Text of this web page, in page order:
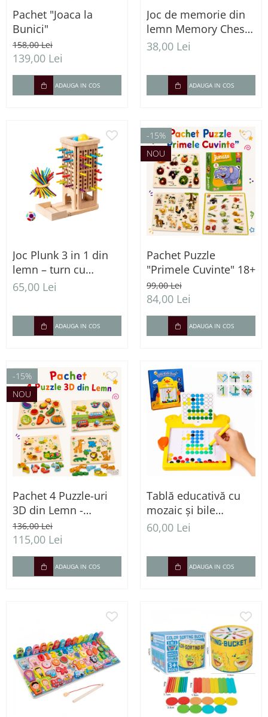
Pachet "Joaca la
Bunici"
158,00 Lei
139,00 Lei
ADAUGA IN COS
Joc de memorie din
lemn Memory Chess
- concentrare si
38,00 Lei
ADAUGA IN COS
Joc Plunk 3 in 1 din
lemn – turn cu
betisoare si bile
65,00 Lei
ADAUGA IN COS
-15%
NOU
Pachet Puzzle
"Primele Cuvinte" 18+
99,00 Lei
84,00 Lei
ADAUGA IN COS
-15%
NOU
Pachet 4 Puzzle-uri
3D din Lemn -
Animale, Insecte,
Vehicule, Legume
136,00 Lei
115,00 Lei
ADAUGA IN COS
Tablă educativă cu
mozaic și bile
magnetice – Joc de
coordonare
60,00 Lei
ADAUGA IN COS